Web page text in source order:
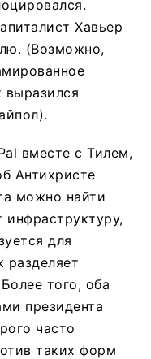
Хавьер
(Возможно,
вместе с Тилем,
Антихристе
можно найти
инфраструктуру,
для
того, оба
президента
часто
таких форм